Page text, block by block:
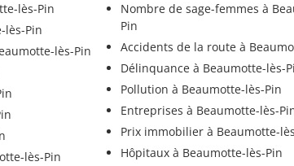
lès-Pin
lès-Pin
lès-Pin
lès-Pin
Nombre de sage-femmes à
Pin
Accidents de la route à
Délinquance à Beaumotte-lès-
Pollution à Beaumotte-lès-Pin
Entreprises à Beaumotte-lès-
Prix immobilier à Beaumotte-
Hôpitaux à Beaumotte-lès-Pin